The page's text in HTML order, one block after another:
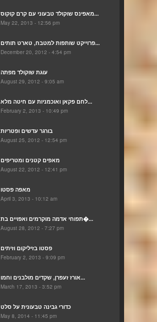
מאפינס שוקולד טבעוני עם קרם קוקוס...
May 22, 2013 - 12:56 pm
פרוייקט שותפות למטבח, טארט תותים...
December 20, 2012 - 4:54 pm
עוגת שוקולד מפתה
August 29, 2012 - 9:05 am
לחם פקאן ואוכמניות עם חיטה מלא...
February 2, 2013 - 10:49 pm
בורגר עדשים ופטריות
August 25, 2012 - 12:54 pm
מאפים קטנים ומטריפים
August 22, 2012 - 12:41 pm
מאפה פסטו
April 3, 2013 - 10:12 am
תפוחי אדמה מוקרמים ואפויים בת�...
August 28, 2012 - 7:27 pm
פסטו בזיליקום וזיתים
February 2, 2013 - 9:09 pm
אורז זעפרן, שקדים מולבנים וחמו...
March 17, 2013 - 3:52 pm
כדורי גבינה טבעונית על סלט
May 8, 2014 - 11:45 pm